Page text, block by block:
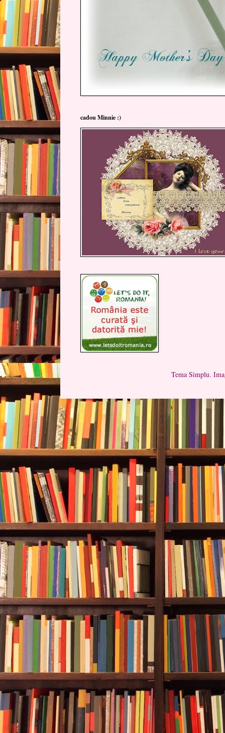
cadou Minnie :)
Tema Simplu.